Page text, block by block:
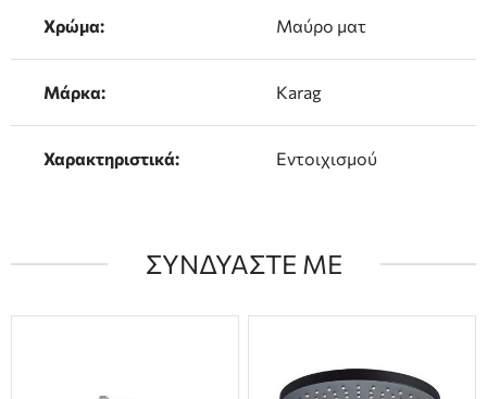
Χρώμα: Μαύρο ματ
Μάρκα: Karag
Χαρακτηριστικά: Εντοιχισμού
ΣΥΝΔΥΑΣΤΕ ΜΕ